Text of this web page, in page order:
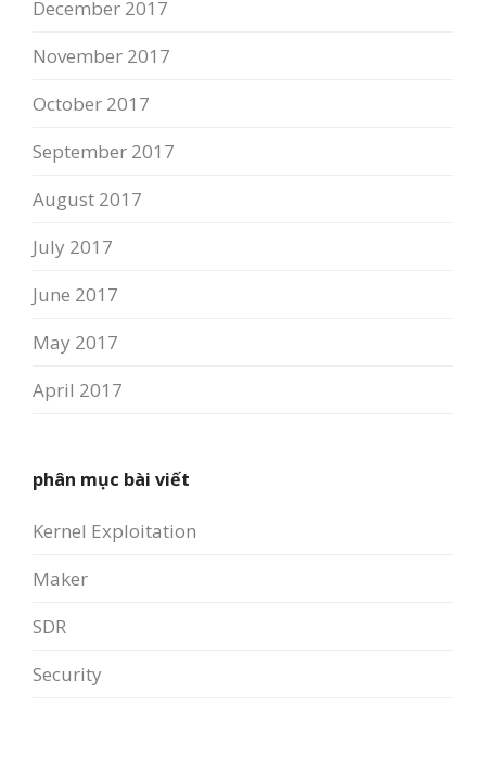
December 2017
November 2017
October 2017
September 2017
August 2017
July 2017
June 2017
May 2017
April 2017
phân mục bài viết
Kernel Exploitation
Maker
SDR
Security